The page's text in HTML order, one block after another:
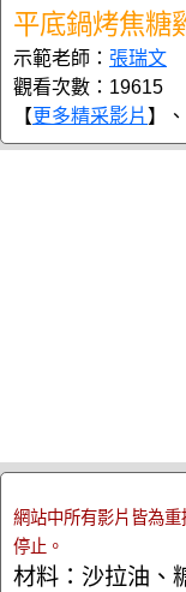
平底鍋烤焦糖
示範老師： 張瑞文
觀看次數：19615
【更多精采影片 】
網站中所有影片皆為
停止。
材料：沙拉油、